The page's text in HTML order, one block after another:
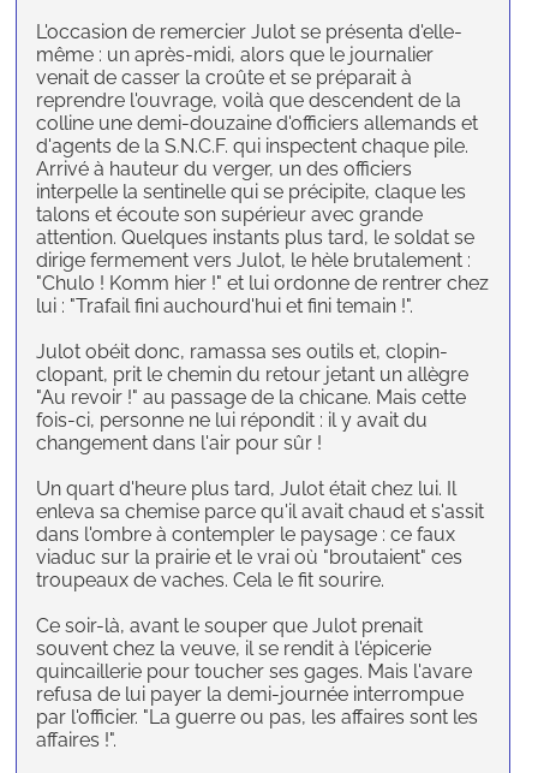
L'occasion de remercier Julot se présenta d'elle-
même : un après-midi, alors que le journalier
venait de casser la croûte et se préparait à
reprendre l'ouvrage, voilà que descendent de la
colline une demi-douzaine d'officiers allemands et
d'agents de la S.N.C.F. qui inspectent chaque pile.
Arrivé à hauteur du verger, un des officiers
interpelle la sentinelle qui se précipite, claque les
talons et écoute son supérieur avec grande
attention. Quelques instants plus tard, le soldat se
dirige fermement vers Julot, le hèle brutalement :
"Chulo ! Komm hier !" et lui ordonne de rentrer chez
lui : "Trafail fini auchourd'hui et fini temain !".
Julot obéit donc, ramassa ses outils et, clopin-
clopant, prit le chemin du retour jetant un allègre
"Au revoir !" au passage de la chicane. Mais cette
fois-ci, personne ne lui répondit : il y avait du
changement dans l'air pour sûr !
Un quart d'heure plus tard, Julot était chez lui. Il
enleva sa chemise parce qu'il avait chaud et s'assit
dans l'ombre à contempler le paysage : ce faux
viaduc sur la prairie et le vrai où "broutaient" ces
troupeaux de vaches. Cela le fit sourire.
Ce soir-là, avant le souper que Julot prenait
souvent chez la veuve, il se rendit à l'épicerie
quincaillerie pour toucher ses gages. Mais l'avare
refusa de lui payer la demi-journée interrompue
par l'officier. "La guerre ou pas, les affaires sont les
affaires !".